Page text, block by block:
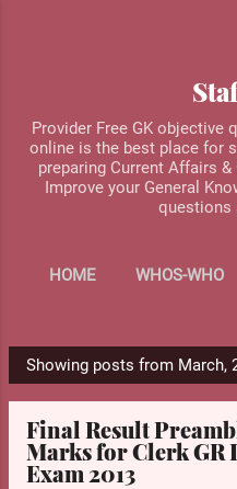
Provider Free GK objective
online is the best place for
preparing Current Affairs
Improve your General
questions
HOME WHOS-WHO
P
o
Showing posts from March,
Final Result
Marks for Clerk GR
Exam 2013